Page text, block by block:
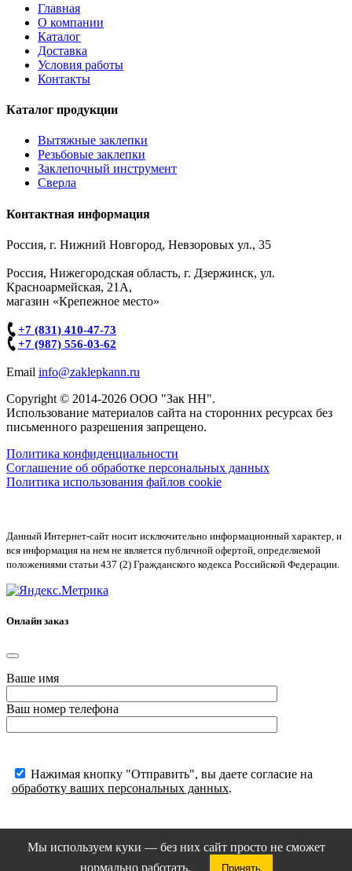
Главная
О компании
Каталог
Доставка
Условия работы
Контакты
Каталог продукции
Вытяжные заклепки
Резьбовые заклепки
Заклепочный инструмент
Сверла
Контактная информация
Россия, г. Нижний Новгород, Невзоровых ул., 35
Россия, Нижегородская область, г. Дзержинск, ул.
Красноармейская, 21А,
магазин «Крепежное место»
+7 (831) 410-47-73
+7 (987) 556-03-62
Email info@zaklepkann.ru
Copyright © 2014-2026 ООО "Зак НН".
Использование материалов сайта на сторонних ресурсах без
письменного разрешения запрещено.
Политика конфиденциальности
Соглашение об обработке персональных данных
Политика использования файлов cookie
Данный Интернет-сайт носит исключительно информационный характер, и
вся информация на нем не является публичной офертой, определяемой
положениями статьи 437 (2) Гражданского кодекса Российской Федерации.
Онлайн заказ
Ваше имя
Ваш номер телефона
Нажимая кнопку "Отправить", вы даете согласие на
обработку ваших персональных данных.
Мы используем куки — без них сайт просто не сможет
нормально работать.
Принять